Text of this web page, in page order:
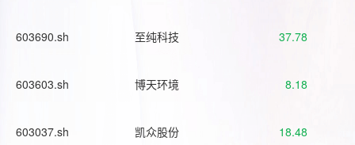
603690.sh 至纯科技 37.78
603603.sh 博天环境 8.18
603037.sh 凯众股份 18.48